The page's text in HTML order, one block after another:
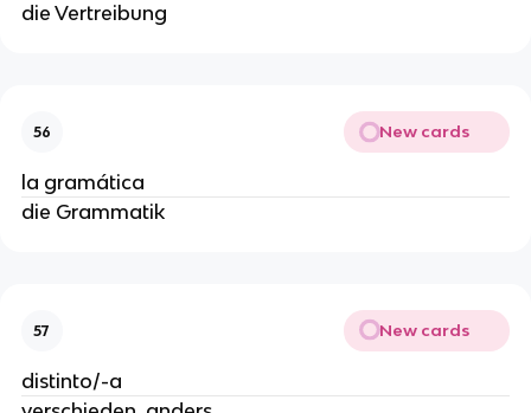
die Vertreibung
56 New cards
la gramática
die Grammatik
57 New cards
distinto/-a